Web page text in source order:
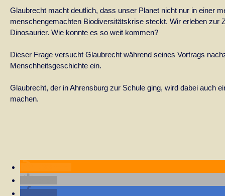
Glaubrecht macht deutlich, dass unser Planet nicht nur in einer
menschengemachten Biodiversitätskrise steckt. Wir erleben zur
Dinosaurier. Wie konnte es so weit kommen?
Dieser Frage versucht Glaubrecht während seines Vortrags
Menschheitsgeschichte ein.
Glaubrecht, der in Ahrensburg zur Schule ging, wird dabei auch
machen.